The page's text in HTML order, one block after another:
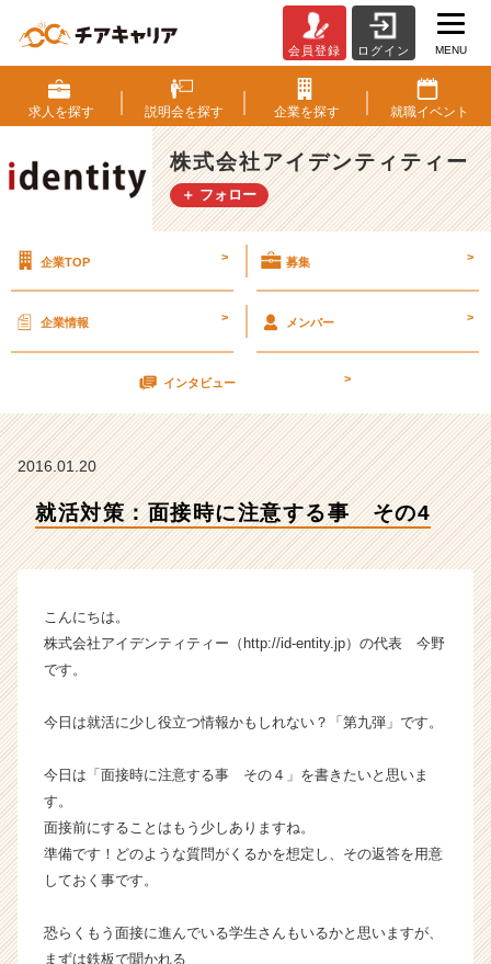
活
対
策：
面
接
時
す
そ
の
ア
デ
ィ
の
イ
ラ
ン】
ン
チ
会員登録 ログイン MENU
求人を探す 説明会を探す 企業を探す 就職イベント
株式会社アイデンティティー
＋ フォロー
企業TOP > 募集 >
企業情報 > メンバー >
インタビュー >
2016.01.20
就活対策：面接時に注意する事 その4
こんにちは。
株式会社アイデンティティー（http://id-entity.jp）の代表 今野
です。
今日は就活に少し役立つ情報かもしれない？「第九弾」です。
今日は「面接時に注意する事 その４」を書きたいと思いま
す。
面接前にすることはもう少しありますね。
準備です！どのような質問がくるかを想定し、その返答を用意
しておく事です。
恐らくもう面接に進んでいる学生さんもいるかと思いますが、
まずは鉄板で聞かれる